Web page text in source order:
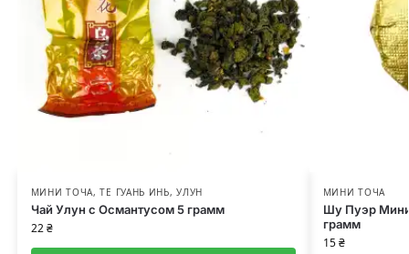
МИНИ ТОЧА,ТЕ ГУАНЬ ИНЬ,УЛУН
Чай Улун с Османтусом 5 грамм
22₴
МИНИ ТОЧА
Шу Пуэр
грамм
15₴